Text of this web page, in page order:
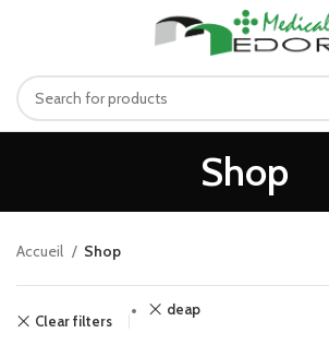
Shop
Accueil Shop
Clear filters
deap